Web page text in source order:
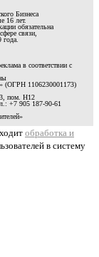
Бизнеса
16 лет.
обязательна
связи,
в соответствии с
(ОГРН 1106230001173)
пом. Н12
+7 905 187-90-61
обработка и
в систему